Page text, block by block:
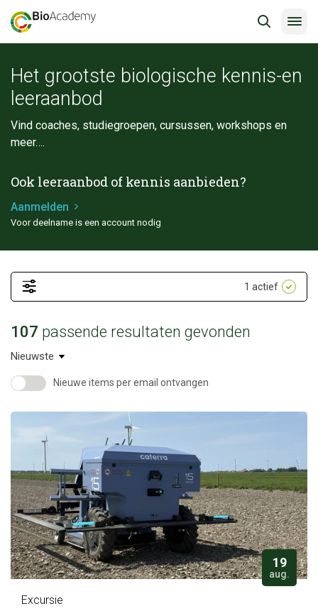
Het grootste biologische kennis-en
leeraanbod
Vind coaches, studiegroepen, cursussen, workshops en
meer….
Ook leeraanbod of kennis aanbieden?
Aanmelden
Voor deelname is een account nodig
1 actief
107 passende resultaten gevonden
Nieuwe items per email ontvangen
19
aug.
Excursie